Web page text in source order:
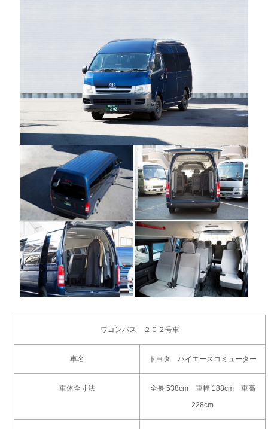
ワゴンバス ２０２号車
車名 トヨタ ハイエースコミューター
車体全寸法
全長 538cm 車幅 188cm 車高
228cm